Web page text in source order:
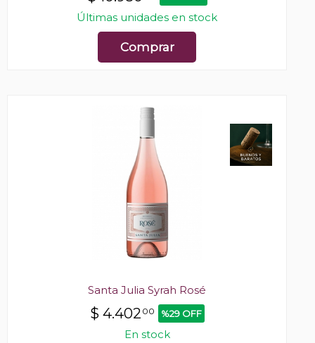
Últimas unidades en stock
Comprar
Santa Julia Syrah Rosé
$ 4.402 00 %29 OFF
En stock